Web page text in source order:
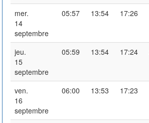
mer.
14
septembre
05:57 13:54 17:26
jeu.
15
septembre
05:59 13:54 17:24
ven.
16
septembre
06:00 13:53 17:23